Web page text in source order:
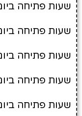
שעות פתיחה ביום ג':
שעות פתיחה ביום ד':
שעות פתיחה ביום ה':
שעות פתיחה
שעות פתיחה ביום שבת